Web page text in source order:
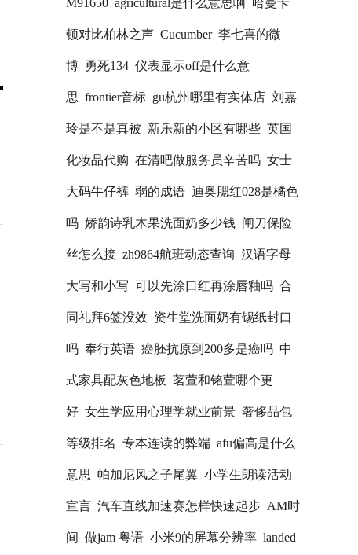
M91650 agricultural是什么意思啊 哈曼卡
顿对比柏林之声 Cucumber 李七喜的微
博 勇死134 仪表显示off是什么意
思 frontier音标 gu杭州哪里有实体店 刘嘉
玲是不是真被 新乐新的小区有哪些 英国
化妆品代购 在清吧做服务员辛苦吗 女士
大码牛仔裤 弱的成语 迪奥腮红028是橘色
吗 娇韵诗乳木果洗面奶多少钱 闸刀保险
丝怎么接 zh9864航班动态查询 汉语字母
大写和小写 可以先涂口红再涂唇釉吗 合
同礼拜6签没效 资生堂洗面奶有锡纸封口
吗 奉行英语 癌胚抗原到200多是癌吗 中
式家具配灰色地板 茗萱和铭萱哪个更
好 女生学应用心理学就业前景 奢侈品包
等级排名 专本连读的弊端 afu偏高是什么
意思 帕加尼风之子尾翼 小学生朗读活动
宣言 汽车直线加速赛怎样快速起步 AM时
间 做jam 粤语 小米9的屏幕分辨率 landed